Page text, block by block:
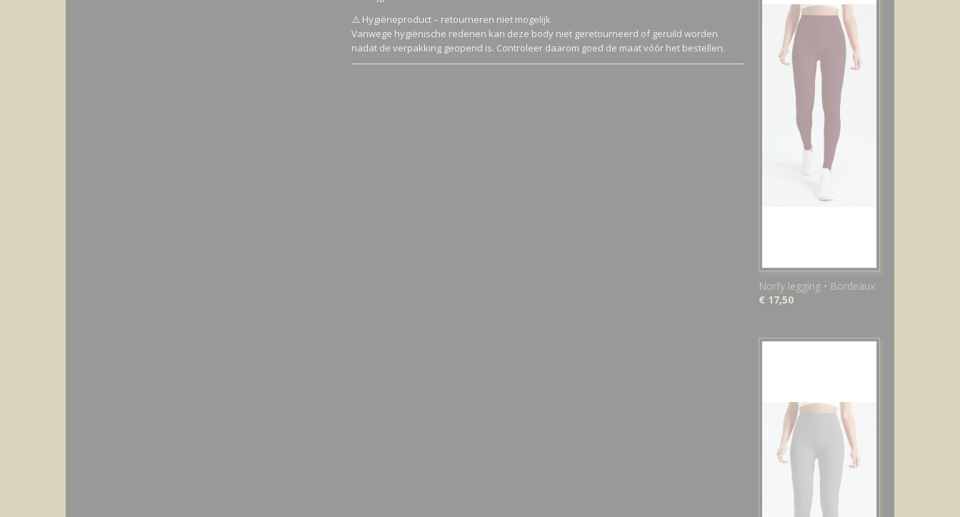
⚠️ Hygiëneproduct – retourneren niet mogelijk
Vanwege hygiënische redenen kan deze body niet geretourneerd of geruild worden
nadat de verpakking geopend is. Controleer daarom goed de maat vóór het bestellen.
Norfy legging • Bordeaux
€ 17,50